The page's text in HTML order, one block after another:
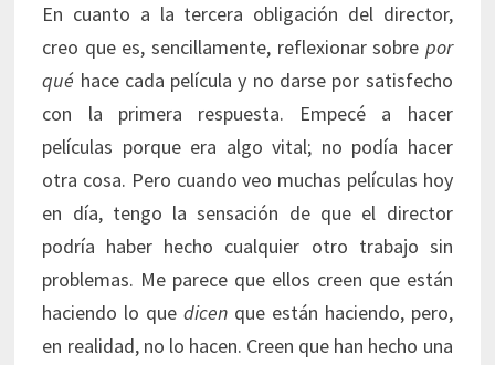
En cuanto a la tercera obligación del director,
creo que es, sencillamente, reflexionar sobre por
qué hace cada película y no darse por satisfecho
con la primera respuesta. Empecé a hacer
películas porque era algo vital; no podía hacer
otra cosa. Pero cuando veo muchas películas hoy
en día, tengo la sensación de que el director
podría haber hecho cualquier otro trabajo sin
problemas. Me parece que ellos creen que están
haciendo lo quedicen que están haciendo, pero,
en realidad, no lo hacen. Creen que han hecho una